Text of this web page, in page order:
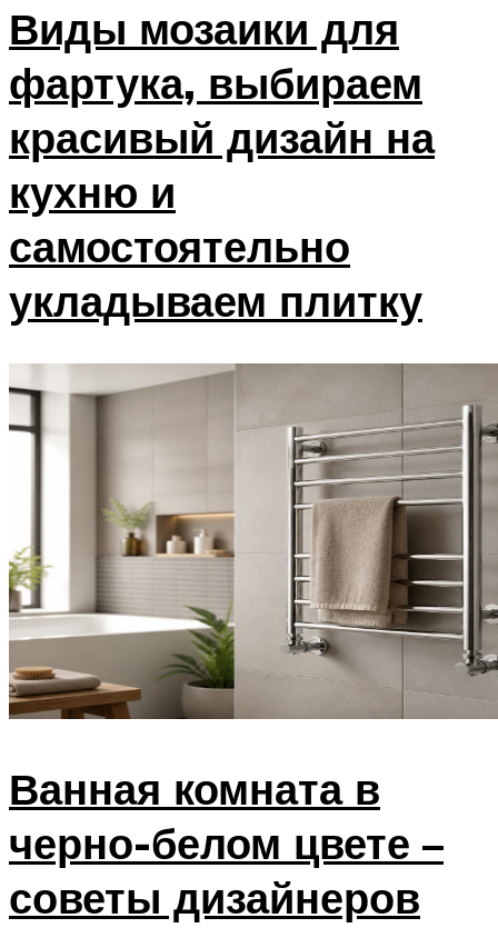
Виды мозаики для
фартука, выбираем
красивый дизайн на
кухню и
самостоятельно
укладываем плитку
Ванная комната в
черно-белом цвете –
советы дизайнеров